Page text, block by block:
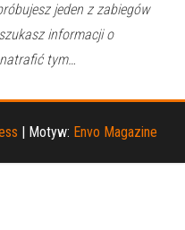
jeden z zabiegów
informacji o
tym…
| Motyw: Envo Magazine